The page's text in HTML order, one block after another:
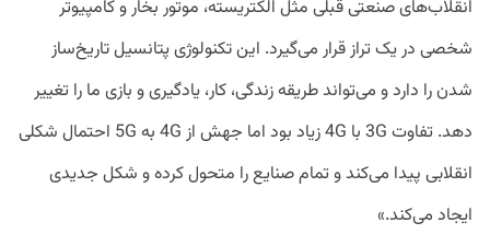
انقلاب‌های صنعتی قبلی مثل الکتریسته، موتور بخار و کامپیوتر
شخصی در یک تراز قرار می‌گیرد. این تکنولوژی پتانسیل تاریخ‌ساز
شدن را دارد و می‌تواند طریقه زندگی، کار، یادگیری و بازی ما را تغییر
دهد. تفاوت 3G با 4G زیاد بود اما جهش از 4G به 5G احتمال شکلی
انقلابی پیدا می‌کند و تمام صنایع را متحول کرده و شکل جدیدی
ایجاد می‌کند.»